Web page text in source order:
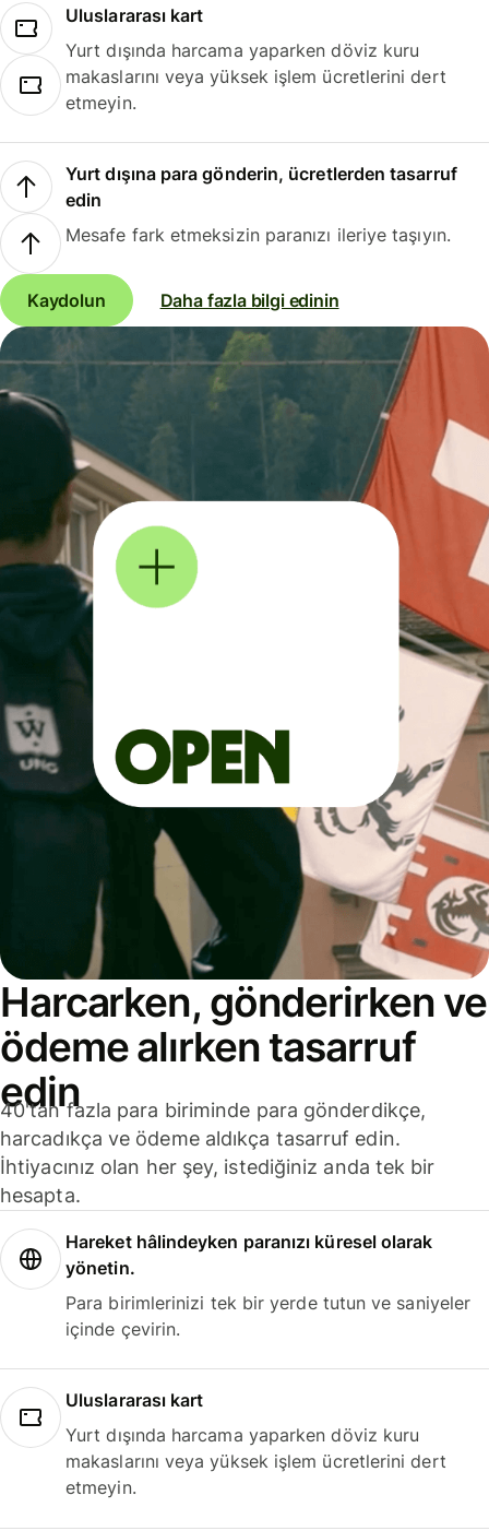
Uluslararası kart
Yurt dışında harcama yaparken döviz kuru
makaslarını veya yüksek işlem ücretlerini dert
etmeyin.
Yurt dışına para gönderin, ücretlerden tasarruf
edin
Mesafe fark etmeksizin paranızı ileriye taşıyın.
Kaydolun Daha fazla bilgi edinin
Harcarken, gönderirken ve
ödeme alırken tasarruf
edin
40'tan fazla para biriminde para gönderdikçe,
harcadıkça ve ödeme aldıkça tasarruf edin.
İhtiyacınız olan her şey, istediğiniz anda tek bir
hesapta.
Hareket hâlindeyken paranızı küresel olarak
yönetin.
Para birimlerinizi tek bir yerde tutun ve saniyeler
içinde çevirin.
Uluslararası kart
Yurt dışında harcama yaparken döviz kuru
makaslarını veya yüksek işlem ücretlerini dert
etmeyin.